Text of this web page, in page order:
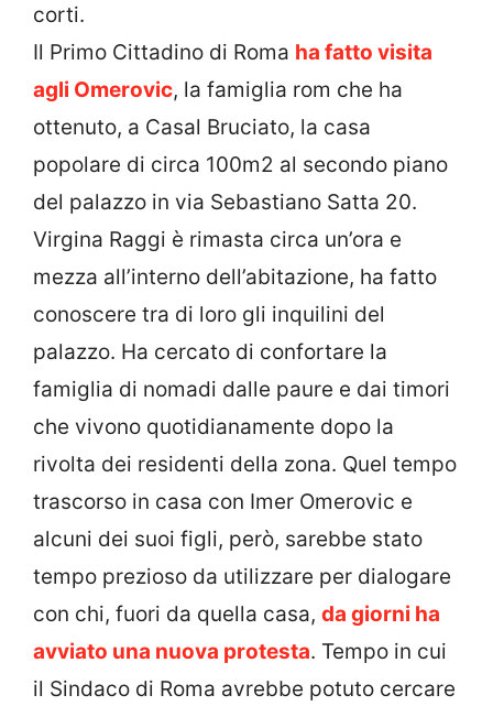
corti.
Il Primo Cittadino di Roma ha fatto visita
agli Omerovic, la famiglia rom che ha
ottenuto, a Casal Bruciato, la casa
popolare di circa 100m2 al secondo piano
del palazzo in via Sebastiano Satta 20.
Virgina Raggi è rimasta circa un’ora e
mezza all’interno dell’abitazione, ha fatto
conoscere tra di loro gli inquilini del
palazzo. Ha cercato di confortare la
famiglia di nomadi dalle paure e dai timori
che vivono quotidianamente dopo la
rivolta dei residenti della zona. Quel tempo
trascorso in casa con Imer Omerovic e
alcuni dei suoi figli, però, sarebbe stato
tempo prezioso da utilizzare per dialogare
con chi, fuori da quella casa, da giorni ha
avviato una nuova protesta. Tempo in cui
il Sindaco di Roma avrebbe potuto cercare